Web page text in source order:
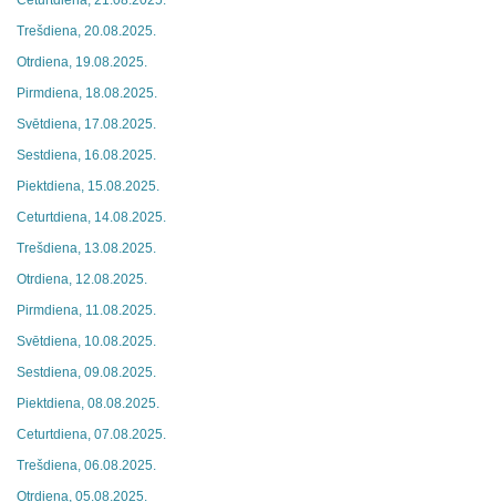
Trešdiena, 20.08.2025.
Otrdiena, 19.08.2025.
Pirmdiena, 18.08.2025.
Svētdiena, 17.08.2025.
Sestdiena, 16.08.2025.
Piektdiena, 15.08.2025.
Ceturtdiena, 14.08.2025.
Trešdiena, 13.08.2025.
Otrdiena, 12.08.2025.
Pirmdiena, 11.08.2025.
Svētdiena, 10.08.2025.
Sestdiena, 09.08.2025.
Piektdiena, 08.08.2025.
Ceturtdiena, 07.08.2025.
Trešdiena, 06.08.2025.
Otrdiena, 05.08.2025.